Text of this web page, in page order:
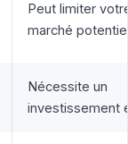
Peut limiter
marché
Nécessite un
investissement